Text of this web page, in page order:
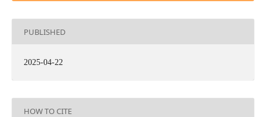
PUBLISHED
2025-04-22
HOW TO CITE